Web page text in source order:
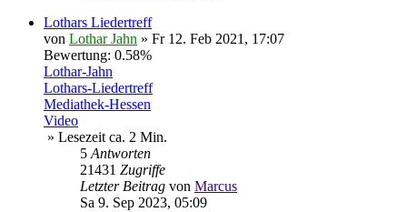
Lothars Liedertreff
von Lothar Jahn » Fr 12. Feb 2021, 17:07
Bewertung: 0.58%
Lothar-Jahn
Lothars-Liedertreff
Mediathek-Hessen
Video
» Lesezeit ca. 2 Min.
5 Antworten
21431 Zugriffe
Letzter Beitrag von Marcus
Sa 9. Sep 2023, 05:09